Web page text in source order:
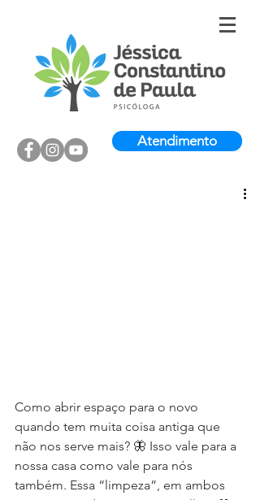
Atendimento
Como abrir espaço para o novo
quando tem muita coisa antiga que
não nos serve mais? 🦋 Isso vale para a
nossa casa como vale para nós
também. Essa “limpeza”, em ambos